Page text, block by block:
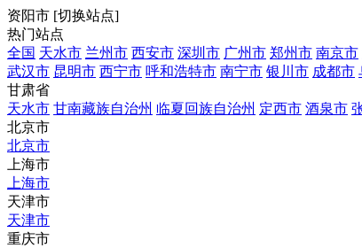
资阳市 [切换站点]
热门站点
全国 天水市 兰州市 西安市 深圳市 广州市 郑州市 南京市
武汉市 昆明市 西宁市 呼和浩特市 南宁市 银川市 成都市
甘肃省
天水市 甘南藏族自治州 临夏回族自治州 定西市 酒泉市
北京市
北京市
上海市
上海市
天津市
天津市
重庆市